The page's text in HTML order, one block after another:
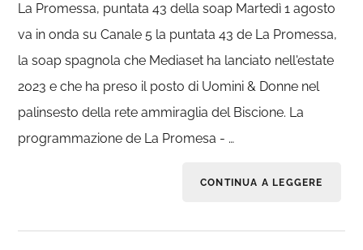
La Promessa, puntata 43 della soap Martedì 1 agosto
va in onda su Canale 5 la puntata 43 de La Promessa,
la soap spagnola che Mediaset ha lanciato nell'estate
2023 e che ha preso il posto di Uomini & Donne nel
palinsesto della rete ammiraglia del Biscione. La
programmazione de La Promesa - …
CONTINUA A LEGGERE